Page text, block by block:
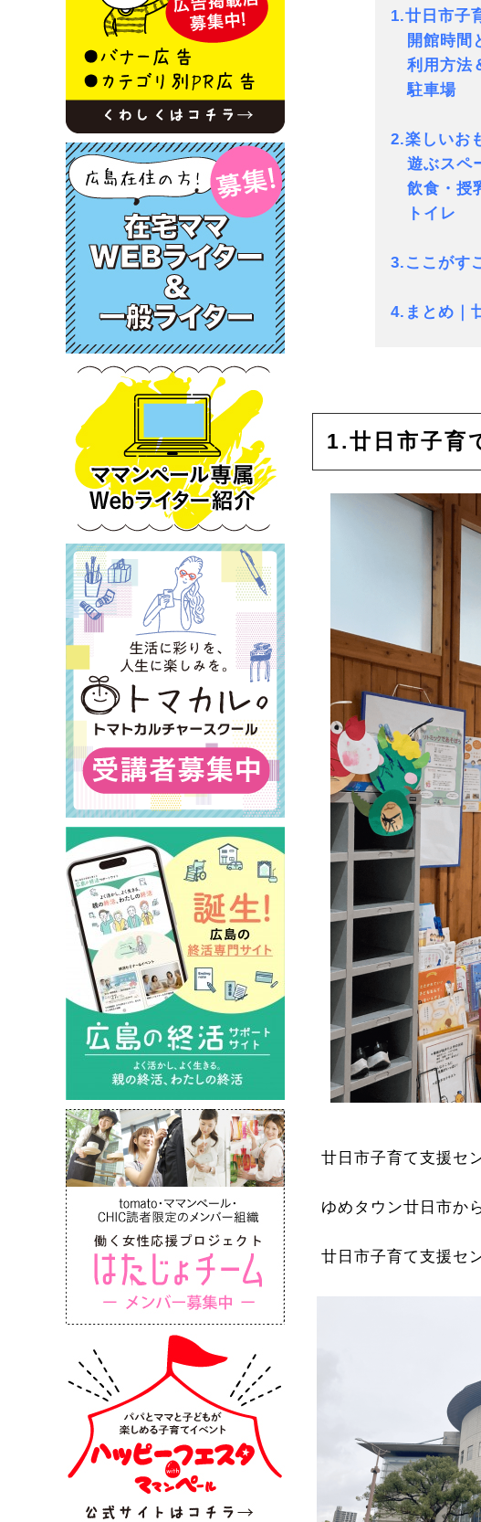
1.廿日市子
開館時間
利用方法
駐車場
2.楽しいお
遊ぶスペ
飲食・授
トイレ
3.ここがす
4.まとめ｜
1.廿日市子育
廿日市子育て支援セ
ゆめタウン廿日市か
廿日市子育て支援セ